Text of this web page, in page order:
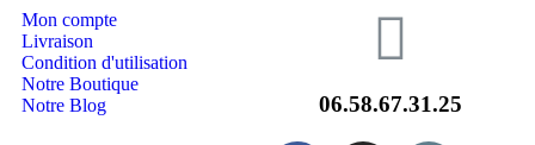
Mon compte
Livraison
Condition d'utilisation
Notre Boutique
Notre Blog
06.58.67.31.25